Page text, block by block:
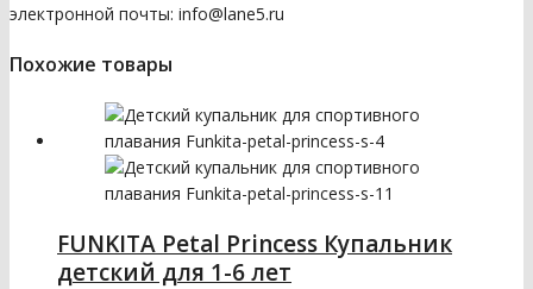
электронной почты: info@lane5.ru
Похожие товары
FUNKITA Petal Princess Купальник
детский для 1-6 лет